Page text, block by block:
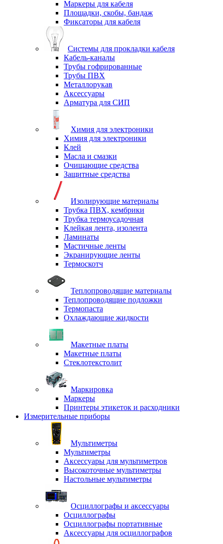
Маркеры для кабеля
Площадки, скобы, бандаж
Фиксаторы для кабеля
Системы для прокладки кабеля
Кабель-каналы
Трубы гофрированные
Трубы ПВХ
Металлорукав
Аксессуары
Арматура для СИП
Химия для электроники
Химия для электроники
Клей
Масла и смазки
Очищающие средства
Защитные средства
Изолирующие материалы
Трубка ПВХ, кембрики
Трубка термоусадочная
Клейкая лента, изолента
Ламинаты
Мастичные ленты
Экранирующие ленты
Термоскотч
Теплопроводящие материалы
Теплопроводящие подложки
Термопаста
Охлаждающие жидкости
Макетные платы
Макетные платы
Стеклотекстолит
Маркировка
Маркеры
Принтеры этикеток и расходники
Измерительные приборы
Мультиметры
Мультиметры
Аксессуары для мультиметров
Высокоточные мультиметры
Настольные мультиметры
Осциллографы и аксессуары
Осциллографы
Осциллографы портативные
Аксессуары для осциллографов